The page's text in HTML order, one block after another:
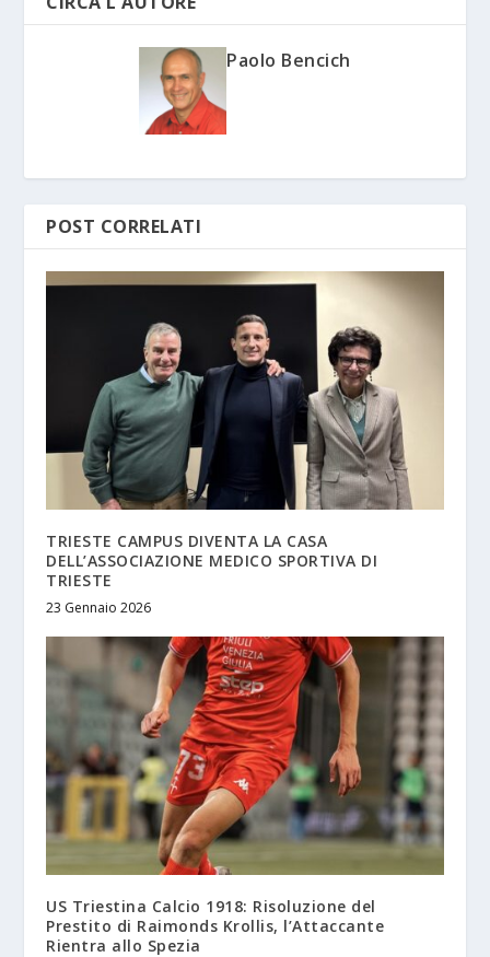
Paolo Bencich
POST CORRELATI
TRIESTE CAMPUS DIVENTA LA CASA
DELL’ASSOCIAZIONE MEDICO SPORTIVA DI
TRIESTE
23 Gennaio 2026
US Triestina Calcio 1918: Risoluzione del
Prestito di Raimonds Krollis, l’Attaccante
Rientra allo Spezia